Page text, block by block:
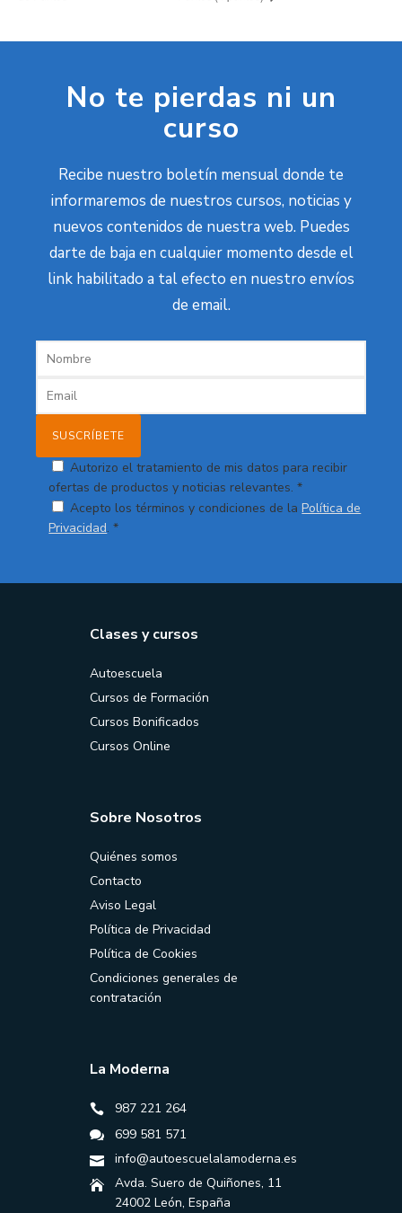
No te pierdas ni un
curso
Recibe nuestro boletín mensual donde te
informaremos de nuestros cursos, noticias y
nuevos contenidos de nuestra web. Puedes
darte de baja en cualquier momento desde el
link habilitado a tal efecto en nuestro envíos
de email.
Autorizo el tratamiento de mis datos para recibir
ofertas de productos y noticias relevantes. *
Acepto los términos y condiciones de laPolítica de
Privacidad. *
Clases y cursos
Autoescuela
Cursos de Formación
Cursos Bonificados
Cursos Online
Sobre Nosotros
Quiénes somos
Contacto
Aviso Legal
Política de Privacidad
Política de Cookies
Condiciones generales de
contratación
La Moderna
987 221 264
699 581 571
info@autoescuelalamoderna.es
Avda. Suero de Quiñones, 11
24002 León, España